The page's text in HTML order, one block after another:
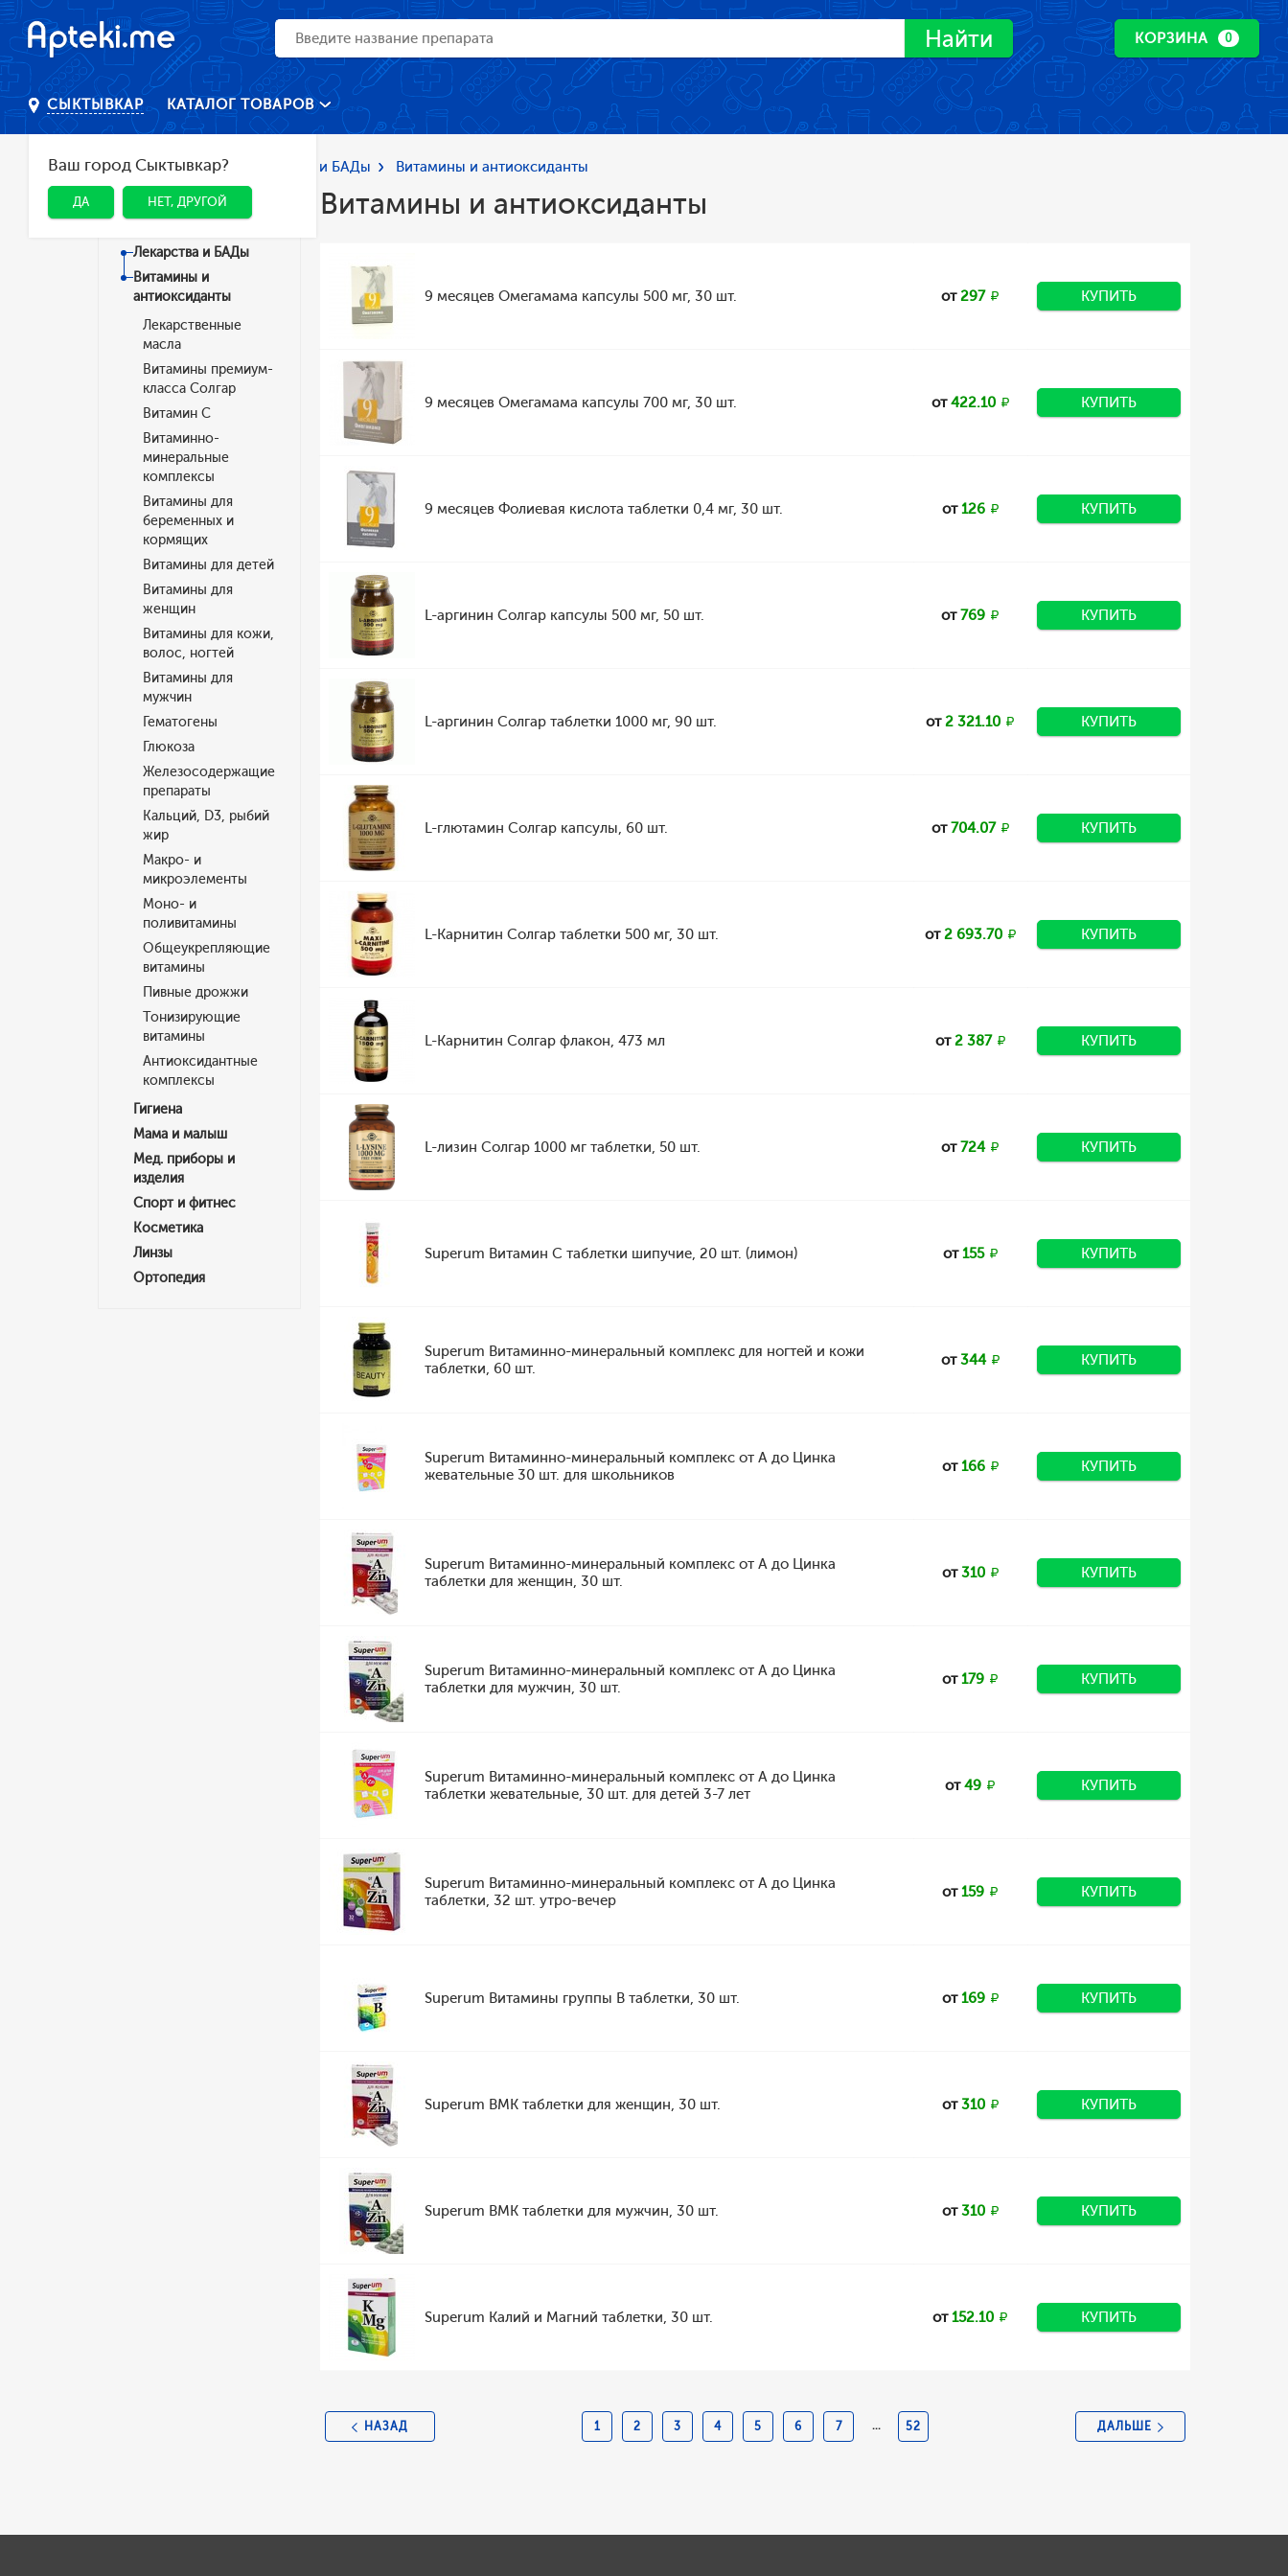
Найти КОРЗИНА 0
СЫКТЫВКАР
Ваш город Сыктывкар?
ДА НЕТ, ДРУГОЙ
КАТАЛОГ ТОВАРОВ
Главная Каталог Лекарства и БАДы Витамины и антиоксиданты
Категории
Лекарства и БАДы
Витамины и
антиоксиданты
Лекарственные
масла
Витамины премиум-
класса Солгар
Витамин C
Витаминно-
минеральные
комплексы
Витамины для
беременных и
кормящих
Витамины для детей
Витамины для
женщин
Витамины для кожи,
волос, ногтей
Витамины для
мужчин
Гематогены
Глюкоза
Железосодержащие
препараты
Кальций, D3, рыбий
жир
Макро- и
микроэлементы
Моно- и
поливитамины
Общеукрепляющие
витамины
Пивные дрожжи
Тонизирующие
витамины
Антиоксидантные
комплексы
Гигиена
Мама и малыш
Мед. приборы и
изделия
Спорт и фитнес
Косметика
Линзы
Ортопедия
Витамины и антиоксиданты
9 месяцев Омегамама капсулы 500 мг, 30 шт. от297 КУПИТЬ
9 месяцев Омегамама капсулы 700 мг, 30 шт. от422.10 КУПИТЬ
9 месяцев Фолиевая кислота таблетки 0,4 мг, 30 шт. от126 КУПИТЬ
L-аргинин Солгар капсулы 500 мг, 50 шт. от769 КУПИТЬ
L-аргинин Солгар таблетки 1000 мг, 90 шт. от2 321.10 КУПИТЬ
L-глютамин Солгар капсулы, 60 шт. от704.07 КУПИТЬ
L-Карнитин Солгар таблетки 500 мг, 30 шт. от2 693.70 КУПИТЬ
L-Карнитин Солгар флакон, 473 мл от2 387 КУПИТЬ
L-лизин Солгар 1000 мг таблетки, 50 шт. от724 КУПИТЬ
Superum Витамин С таблетки шипучие, 20 шт. (лимон) от155 КУПИТЬ
Superum Витаминно-минеральный комплекс для ногтей и кожи
таблетки, 60 шт.
от344 КУПИТЬ
Superum Витаминно-минеральный комплекс от А до Цинка
жевательные 30 шт. для школьников
от166 КУПИТЬ
Superum Витаминно-минеральный комплекс от А до Цинка
таблетки для женщин, 30 шт.
от310 КУПИТЬ
Superum Витаминно-минеральный комплекс от А до Цинка
таблетки для мужчин, 30 шт.
от179 КУПИТЬ
Superum Витаминно-минеральный комплекс от А до Цинка
таблетки жевательные, 30 шт. для детей 3-7 лет
от49 КУПИТЬ
Superum Витаминно-минеральный комплекс от А до Цинка
таблетки, 32 шт. утро-вечер
от159 КУПИТЬ
Superum Витамины группы B таблетки, 30 шт. от169 КУПИТЬ
Superum ВМК таблетки для женщин, 30 шт. от310 КУПИТЬ
Superum ВМК таблетки для мужчин, 30 шт. от310 КУПИТЬ
Superum Калий и Магний таблетки, 30 шт. от152.10 КУПИТЬ
НАЗАД 1 2 3 4 5 6 7 ... 52 ДАЛЬШЕ